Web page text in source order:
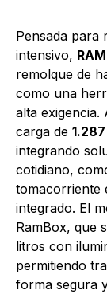
Pensada para
intensivo,
remolque de
como una
alta exigencia.
carga de
integrando
cotidiano,
tomacorriente
integrado. El
RamBox, que
litros con
permitiendo
forma segura